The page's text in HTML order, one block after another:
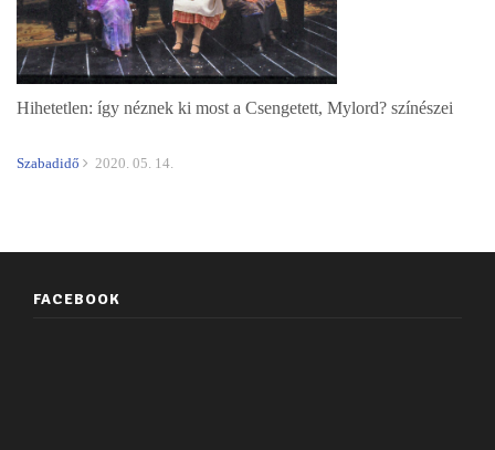
Hihetetlen: így néznek ki most a Csengetett, Mylord? színészei
Szabadidő 2020. 05. 14.
FACEBOOK